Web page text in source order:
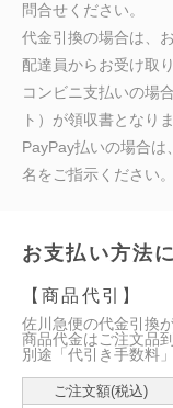
問合せください。
代金引換の場合は、
配達員からお受け取
コンビニ支払いの場
ト）が領収書となりま
PayPay払いの場合
名をご指示ください
お支払い方法
【商品代引】
佐川急便の代金引換
商品代金はご注文品
別途「代引き手数料
ご注文額(税込)